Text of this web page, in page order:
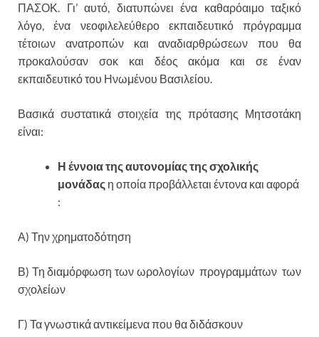
ΠΑΣΟΚ. Γι’ αυτό, διατυπώνει ένα καθαρόαιμο ταξικό
λόγο, ένα νεοφιλελεύθερο εκπαιδευτικό πρόγραμμα
τέτοιων ανατροπών και αναδιαρθρώσεων που θα
προκαλούσαν σοκ και δέος ακόμα και σε έναν
εκπαιδευτικό του Ηνωμένου Βασιλείου.
Βασικά συστατικά στοιχεία της πρότασης Μητσοτάκη
είναι:
Η έννοια της αυτονομίας της σχολικής
μονάδας η οποία προβάλλεται έντονα και αφορά
:
Α) Την χρηματοδότηση
Β) Τη διαμόρφωση των ωρολογίων προγραμμάτων των
σχολείων
Γ) Τα γνωστικά αντικείμενα που θα διδάσκουν